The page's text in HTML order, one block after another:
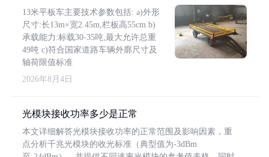
13米平板车主要技术参数包括: a)外形
尺寸:长13m×宽2.45m,栏板高55cm b)
承载能力:标载30-35吨,最大允许总重
49吨 c)符合国家道路车辆外廓尺寸及
轴荷限值标准
2026年8月4日
光模块接收功率多少是正常
本文详细解答光模块接收功率的正常范围及影响因素，重
点分析千兆光模块的收光标准（典型值为-3dBm